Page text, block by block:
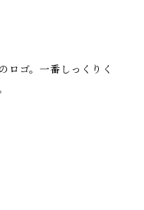
ロゴ。一番しっくりく